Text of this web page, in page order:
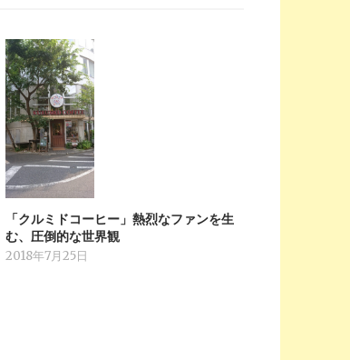
「クルミドコーヒー」熱烈なファンを生
む、圧倒的な世界観
2018年7月25日